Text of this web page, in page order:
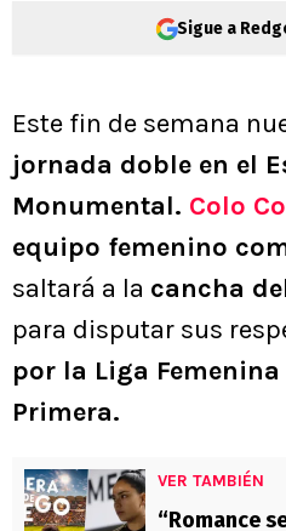
Sigue a
Este fin de semana
jornada doble en el
Monumental. Colo
equipo femenino
saltará a la cancha
para disputar sus
por la Liga
Primera.
VER TAMBIÉN
“Romance